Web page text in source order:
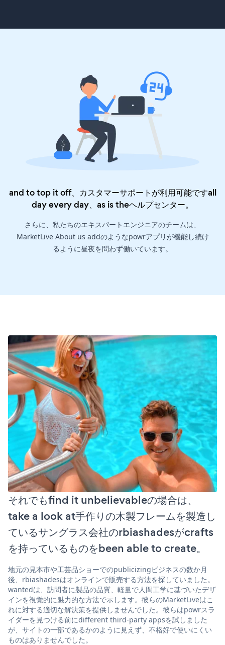
and to top it off、カスタマーサポートが利用可能ですall
day every day、as is theヘルプセンター。
さらに、私たちのエキスパートエンジニアのチームは、
MarketLive About us addのようなpowrアプリが機能し続け
るように昼夜を問わず働いています。
それでもfind it unbelievableの場合は、
take a look at手作りの木製フレームを製造し
ているサングラス会社のrbiashadesがcrafts
を持っているものをbeen able to create。
地元の見本市や工芸品ショーでのpublicizingビジネスの数か月
後、rbiashadesはオンラインで販売する方法を探していました。
wantedは、訪問者に製品の品質、軽量で人間工学に基づいたデザ
インを視覚的に魅力的な方法で示します。彼らのMarketLiveはこ
れに対する適切な解決策を提供しませんでした。彼らはpowrスラ
イダーを見つける前にdifferent third-party appsを試しました
が、サイトの一部であるかのように見えず、不格好で使いにくい
ものはありませんでした。